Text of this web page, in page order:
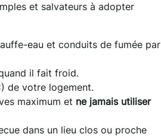
et salvateurs à adopter
eau et conduits de fumée par
il fait froid.
de votre logement.
maximum et ne jamais utiliser
dans un lieu clos ou proche